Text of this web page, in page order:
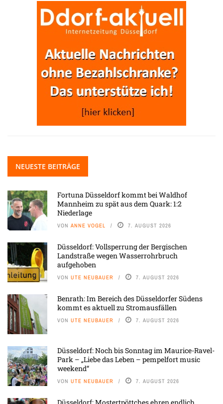
NEUESTE BEITRÄGE
Fortuna Düsseldorf kommt bei Waldhof
Mannheim zu spät aus dem Quark: 1:2
Niederlage
VON ANNE VOGEL 7. AUGUST 2026
Düsseldorf: Vollsperrung der Bergischen
Landstraße wegen Wasserrohrbruch
aufgehoben
VON UTE NEUBAUER 7. AUGUST 2026
Benrath: Im Bereich des Düsseldorfer Südens
kommt es aktuell zu Stromausfällen
VON UTE NEUBAUER 7. AUGUST 2026
Düsseldorf: Noch bis Sonntag im Maurice-Ravel-
Park – „Liebe das Leben – pempelfort music
weekend“
VON UTE NEUBAUER 7. AUGUST 2026